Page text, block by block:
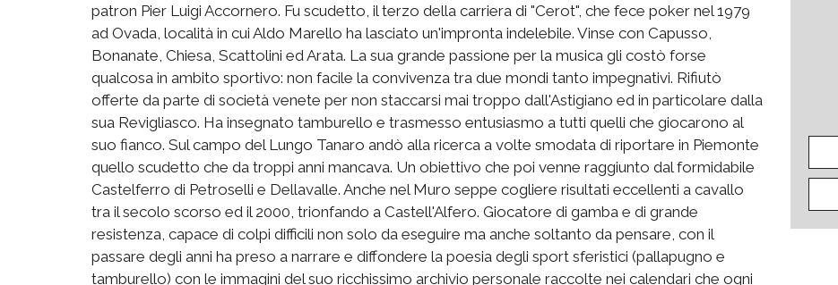
patron Pier Luigi Accornero. Fu scudetto, il terzo della carriera di "Cerot", che fece poker nel 1979
ad Ovada, località in cui Aldo Marello ha lasciato un'impronta indelebile. Vinse con Capusso,
Bonanate, Chiesa, Scattolini ed Arata. La sua grande passione per la musica gli costò forse
qualcosa in ambito sportivo: non facile la convivenza tra due mondi tanto impegnativi. Rifiutò
offerte da parte di società venete per non staccarsi mai troppo dall'Astigiano ed in particolare dalla
sua Revigliasco. Ha insegnato tamburello e trasmesso entusiasmo a tutti quelli che giocarono al
suo fianco. Sul campo del Lungo Tanaro andò alla ricerca a volte smodata di riportare in Piemonte
quello scudetto che da troppi anni mancava. Un obiettivo che poi venne raggiunto dal formidabile
Castelferro di Petroselli e Dellavalle. Anche nel Muro seppe cogliere risultati eccellenti a cavallo
tra il secolo scorso ed il 2000, trionfando a Castell'Alfero. Giocatore di gamba e di grande
resistenza, capace di colpi difficili non solo da eseguire ma anche soltanto da pensare, con il
passare degli anni ha preso a narrare e diffondere la poesia degli sport sferistici (pallapugno e
tamburello) con le immagini del suo ricchissimo archivio personale raccolte nei calendari che ogni